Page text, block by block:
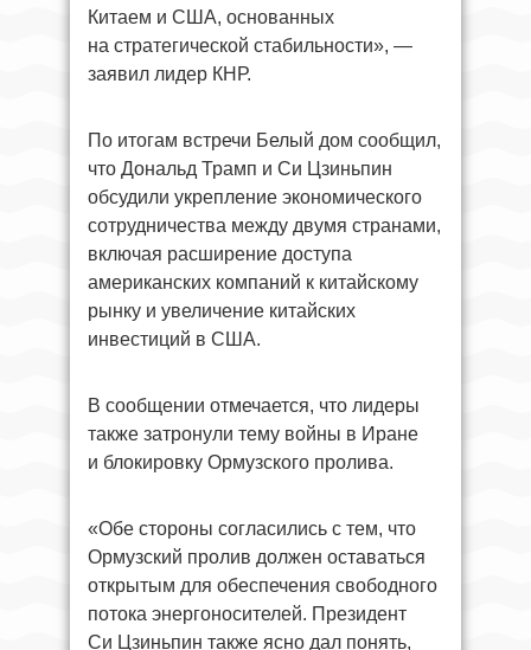
Китаем и США, основанных
на стратегической стабильности», —
заявил лидер КНР.
По итогам встречи Белый дом сообщил,
что Дональд Трамп и Си Цзиньпин
обсудили укрепление экономического
сотрудничества между двумя странами,
включая расширение доступа
американских компаний к китайскому
рынку и увеличение китайских
инвестиций в США.
В сообщении отмечается, что лидеры
также затронули тему войны в Иране
и блокировку Ормузского пролива.
«Обе стороны согласились с тем, что
Ормузский пролив должен оставаться
открытым для обеспечения свободного
потока энергоносителей. Президент
Си Цзиньпин также ясно дал понять,